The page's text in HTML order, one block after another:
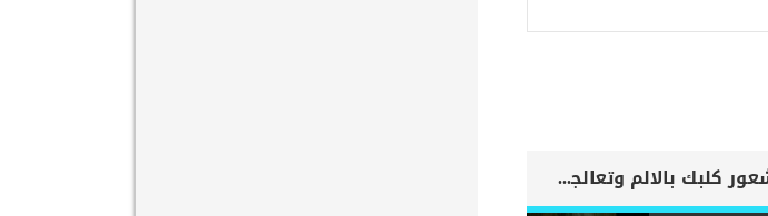
كيف تفهم شعور كلبك بالالم وتعالجه ؟